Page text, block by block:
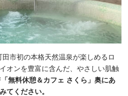
市初の本格天然温泉が楽しめるロ
オンを豊富に含んだ、やさしい肌触
無料休憩＆カフェ さくら」奥にあ
てください。